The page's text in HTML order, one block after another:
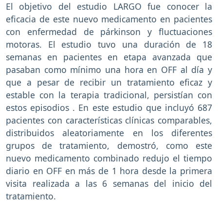
El objetivo del estudio LARGO fue conocer la
eficacia de este nuevo medicamento en pacientes
con enfermedad de párkinson y fluctuaciones
motoras. El estudio tuvo una duración de 18
semanas en pacientes en etapa avanzada que
pasaban como mínimo una hora en OFF al día y
que a pesar de recibir un tratamiento eficaz y
estable con la terapia tradicional, persistían con
estos episodios . En este estudio que incluyó 687
pacientes con características clínicas comparables,
distribuidos aleatoriamente en los diferentes
grupos de tratamiento, demostró, como este
nuevo medicamento combinado redujo el tiempo
diario en OFF en más de 1 hora desde la primera
visita realizada a las 6 semanas del inicio del
tratamiento.